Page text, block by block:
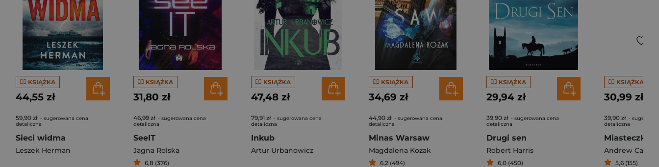
KSIĄŻKA
44,55 zł
59,90 zł - sugerowana cena
detaliczna
Sieci widma
Leszek Herman
KSIĄŻKA
31,80 zł
46,99 zł - sugerowana cena
detaliczna
SeeIT
Jagna Rolska
6,8 (376)
KSIĄŻKA
47,48 zł
79,91 zł - sugerowana cena
detaliczna
Inkub
Artur Urbanowicz
KSIĄŻKA
34,69 zł
44,90 zł - sugerowana cena
detaliczna
Minas Warsaw
Magdalena Kozak
6,2 (494)
KSIĄŻKA
29,94 zł
39,90 zł - sugerowana cena
detaliczna
Drugi sen
Robert Harris
6,0 (450)
KSIĄŻKA
30,99 zł
39,90 zł -
detaliczna
Andrew
5,6 (155)